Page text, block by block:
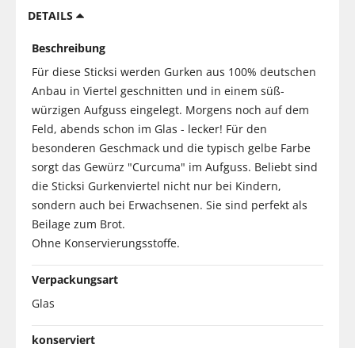
DETAILS
Beschreibung
Für diese Sticksi werden Gurken aus 100% deutschen
Anbau in Viertel geschnitten und in einem süß-
würzigen Aufguss eingelegt. Morgens noch auf dem
Feld, abends schon im Glas - lecker! Für den
besonderen Geschmack und die typisch gelbe Farbe
sorgt das Gewürz "Curcuma" im Aufguss. Beliebt sind
die Sticksi Gurkenviertel nicht nur bei Kindern,
sondern auch bei Erwachsenen. Sie sind perfekt als
Beilage zum Brot.
Ohne Konservierungsstoffe.
Verpackungsart
Glas
konserviert